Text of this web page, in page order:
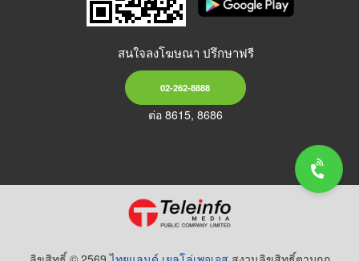
สนใจลงโฆษณา ปรึกษาฟรี
02-262-8888
ต่อ 8615, 8686